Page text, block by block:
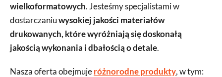
wielkoformatowych. Jesteśmy specjalistami w
dostarczaniuwysokiej jakości materiałów
drukowanych, które wyróżniają się doskonałą
jakością wykonania i dbałością o detale.
Nasza oferta obejmujeróżnorodne produkty, w tym: